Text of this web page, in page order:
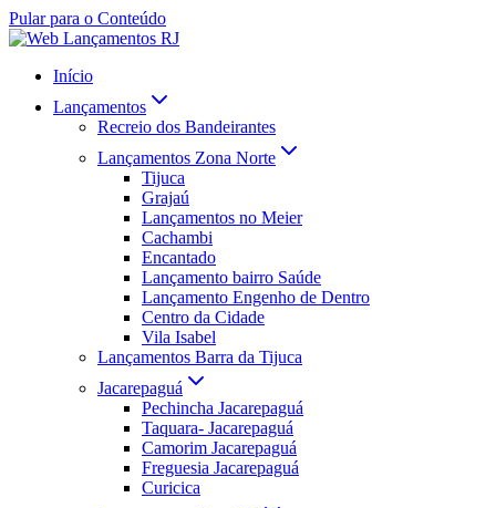
Pular para o Conteúdo
Início
Lançamentos
Recreio dos Bandeirantes
Lançamentos Zona Norte
Tijuca
Grajaú
Lançamentos no Meier
Cachambi
Encantado
Lançamento bairro Saúde
Lançamento Engenho de Dentro
Centro da Cidade
Vila Isabel
Lançamentos Barra da Tijuca
Jacarepaguá
Pechincha Jacarepaguá
Taquara- Jacarepaguá
Camorim Jacarepaguá
Freguesia Jacarepaguá
Curicica